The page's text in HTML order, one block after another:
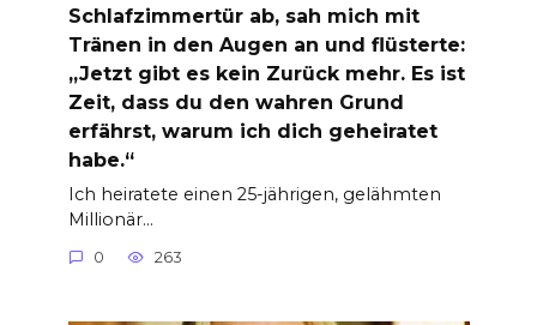
Schlafzimmertür ab, sah mich mit
Tränen in den Augen an und flüsterte:
„Jetzt gibt es kein Zurück mehr. Es ist
Zeit, dass du den wahren Grund
erfährst, warum ich dich geheiratet
habe.“
Ich heiratete einen 25-jährigen, gelähmten
Millionär…
0 263